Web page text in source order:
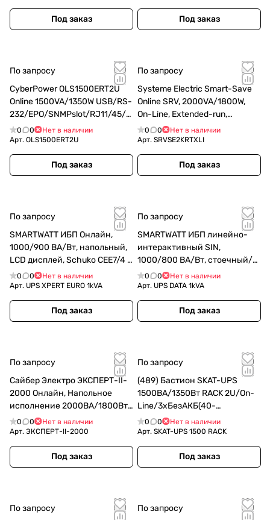
(SRVSE10KRTXLI5U)
Под заказ Под заказ
По запросу
CyberPower OLS1500ERT2U
Online 1500VA/1350W USB/RS-
232/EPO/SNMPslot/RJ11/45/E
BM (6 IEC С13)
0 0
Нет в наличии
Арт. OLS1500ERT2U
Под заказ
По запросу
Systeme Electric Smart-Save
Online SRV, 2000VA/1800W,
On-Line, Extended-run,
Rack/Tower 4U(2U PM + 2U
Battery), LCD, Out: 6xC13, SNMP
I (SRVSE2KRTXLI)
0 0
Нет в наличии
Арт. SRVSE2KRTXLI
Под заказ
По запросу
SMARTWATT ИБП Онлайн,
1000/900 ВА/Вт, напольный,
LCD дисплей, Schuko CEE7/4 -
2 шт.
0 0
Нет в наличии
Арт. UPS XPERT EURO 1kVA
Под заказ
По запросу
SMARTWATT ИБП линейно-
интерактивный SIN,
1000/800 ВА/Вт, стоечный/
напольный, LCD дисплей, IEC
C13 - 3 шт., Schuko CEE7/4 - 1
шт.
0 0
Нет в наличии
Арт. UPS DATA 1kVA
Под заказ
По запросу
Сайбер Электро ЭКСПЕРТ-II-
2000 Онлайн, Напольное
исполнение 2000ВА/1800Вт.
USB/RS-232/SNMPslot (2
EURO + 2 IEC С13) (12В /7Ач. х
4)
0 0
Нет в наличии
Арт. ЭКСПЕРТ-II-2000
Под заказ
По запросу
(489) Бастион SKAT-UPS
1500ВА/1350Вт RACK 2U/On-
Line/3хБезАКБ(40-
120Ач)/220В/SNMP slot/5 л.г./
МПТ
0 0
Нет в наличии
Арт. SKAT-UPS 1500 RACK
Под заказ
По запросу По запросу